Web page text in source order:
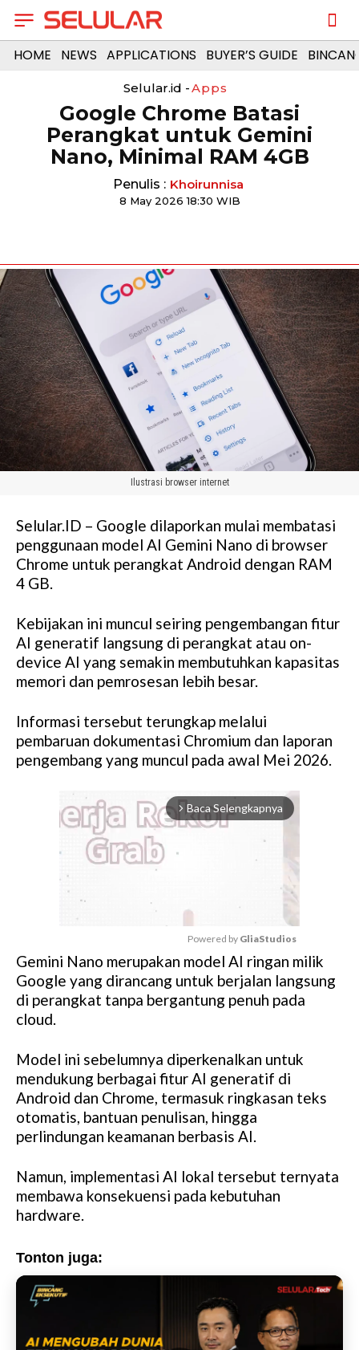
HOME NEWS APPLICATIONS BUYER’S GUIDE
Selular.id -Apps
Google Chrome Batasi
Perangkat untuk Gemini
Nano, Minimal RAM 4GB
Penulis : Khoirunnisa
8 May 2026 18:30 WIB
Ilustrasi browser internet
Selular.ID – Google dilaporkan mulai membatasi
penggunaan model AI Gemini Nano di browser
Chrome untuk perangkat Android dengan RAM
4 GB.
Kebijakan ini muncul seiring pengembangan fitur
AI generatif langsung di perangkat atau on-
device AI yang semakin membutuhkan kapasitas
memori dan pemrosesan lebih besar.
Informasi tersebut terungkap melalui
pembaruan dokumentasi Chromium dan laporan
pengembang yang muncul pada awal Mei 2026.
arrow_forward_ios Baca Selengkapnya
M
u
t
Powered by GliaStudios
Gemini Nano merupakan model AI ringan milik
Google yang dirancang untuk berjalan langsung
di perangkat tanpa bergantung penuh pada
cloud.
Model ini sebelumnya diperkenalkan untuk
mendukung berbagai fitur AI generatif di
Android dan Chrome, termasuk ringkasan teks
otomatis, bantuan penulisan, hingga
perlindungan keamanan berbasis AI.
Namun, implementasi AI lokal tersebut ternyata
membawa konsekuensi pada kebutuhan
hardware.
Tonton juga: